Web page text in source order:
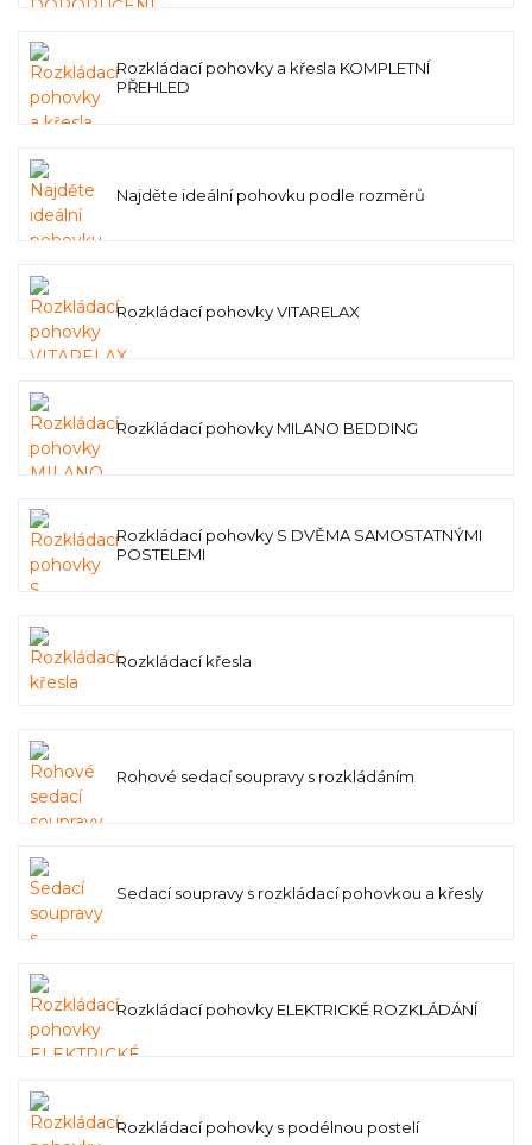
Rozkládací pohovky a křesla KOMPLETNÍ
PŘEHLED
Najděte ideální pohovku podle rozměrů
Rozkládací pohovky VITARELAX
Rozkládací pohovky MILANO BEDDING
Rozkládací pohovky S DVĚMA SAMOSTATNÝMI
POSTELEMI
Rozkládací křesla
Rohové sedací soupravy s rozkládáním
Sedací soupravy s rozkládací pohovkou a křesly
Rozkládací pohovky ELEKTRICKÉ ROZKLÁDÁNÍ
Rozkládací pohovky s podélnou postelí